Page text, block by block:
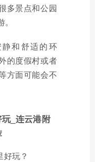
多景点和公园
和舒适的环
的度假村或者
方面可能会不
_连云港附
玩？